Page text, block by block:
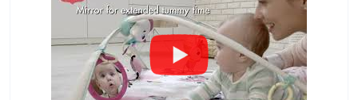
дитячих товарів, які задовольнять
потреби дітей різного віку. Від
комфортних та затишних колясок і
автокрісел до взуття та одягу для
дітей різного віку. Ми прагнемо
забезпечити нашим клієнтам
максимальний вибір і можливість